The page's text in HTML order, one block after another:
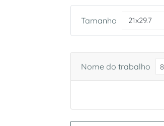
Tamanho
Nome do trabalho